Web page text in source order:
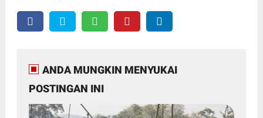
ANDA MUNGKIN MENYUKAI
POSTINGAN INI